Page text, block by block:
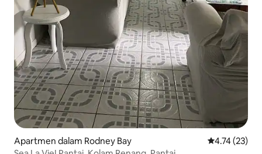
Apartmen dalam Rodney Bay Penarafan
4.74 (23)